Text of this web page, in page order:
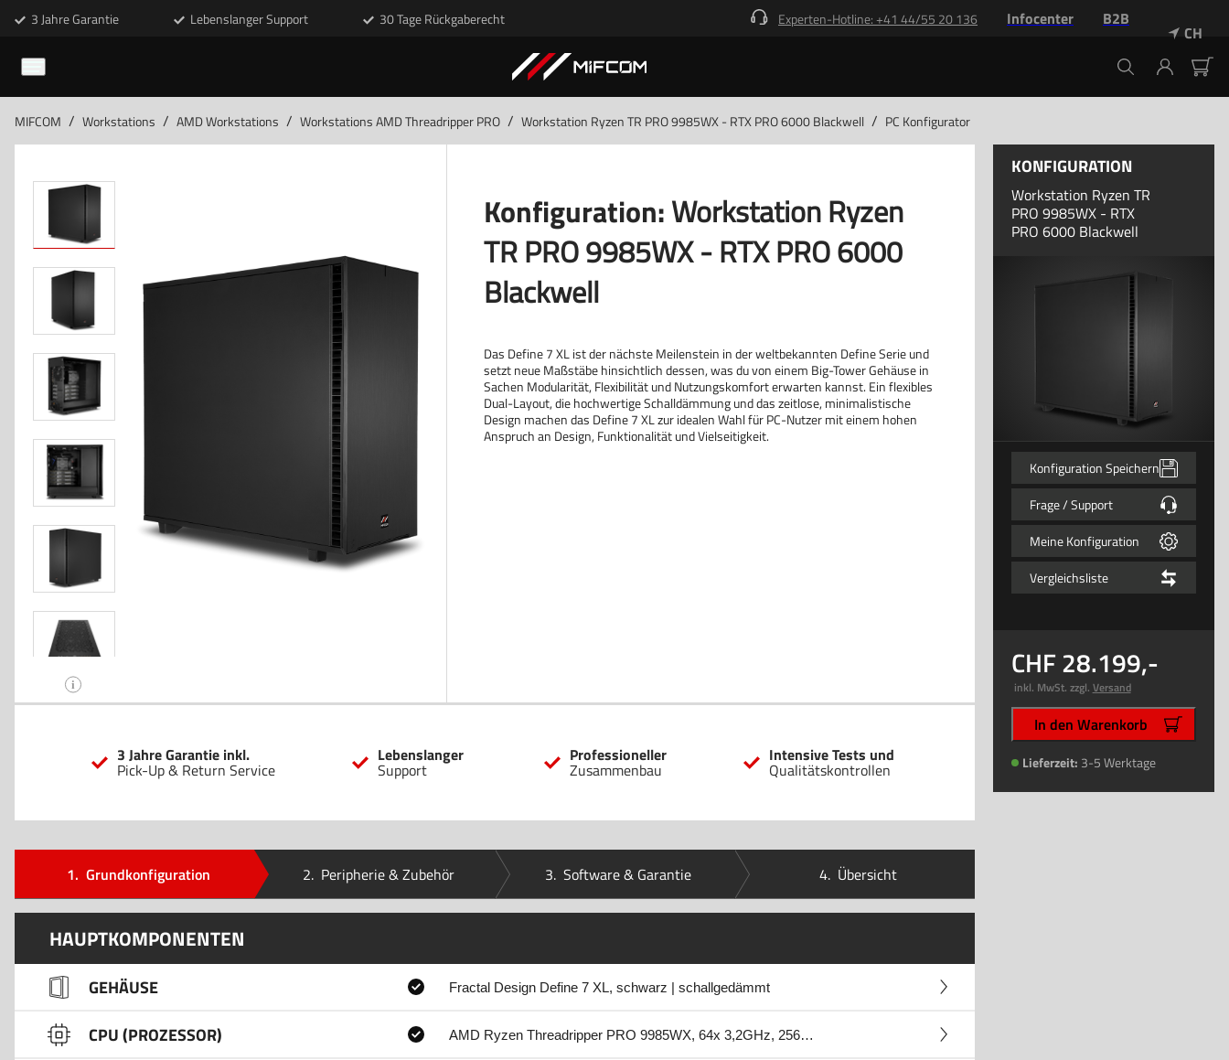
3 Jahre Garantie Lebenslanger Support 30 Tage Rückgaberecht Experten-Hotline: +41 44/55 20 136 Infocenter B2B
CH
MIFCOM / Workstations / AMD Workstations / Workstations AMD Threadripper PRO / Workstation Ryzen TR PRO 9985WX - RTX PRO 6000 Blackwell / PC Konfigurator
i
Konfiguration:Workstation Ryzen
TR PRO 9985WX - RTX PRO 6000
Blackwell
Das Define 7 XL ist der nächste Meilenstein in der weltbekannten Define Serie und
setzt neue Maßstäbe hinsichtlich dessen, was du von einem Big-Tower Gehäuse in
Sachen Modularität, Flexibilität und Nutzungskomfort erwarten kannst. Ein flexibles
Dual-Layout, die hochwertige Schalldämmung und das zeitlose, minimalistische
Design machen das Define 7 XL zur idealen Wahl für PC-Nutzer mit einem hohen
Anspruch an Design, Funktionalität und Vielseitigkeit.
3 Jahre Garantie inkl.
Pick-Up & Return Service
Lebenslanger
Support
Professioneller
Zusammenbau
Intensive Tests und
Qualitätskontrollen
1. Grundkonfiguration 2. Peripherie & Zubehör 3. Software & Garantie 4. Übersicht
HAUPTKOMPONENTEN
GEHÄUSE Fractal Design Define 7 XL, schwarz | schallgedämmt
CPU (PROZESSOR) AMD Ryzen Threadripper PRO 9985WX, 64x 3,2GHz, 256MB-L3-Cache
KONFIGURATION
Workstation Ryzen TR
PRO 9985WX - RTX
PRO 6000 Blackwell
Konfiguration Speichern
Frage / Support
Meine Konfiguration
Vergleichsliste
28.199,-
inkl. MwSt. zzgl. Versand
In den Warenkorb
Lieferzeit: 3-5 Werktage